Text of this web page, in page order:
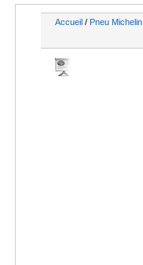
Accueil / Pneu Michelin